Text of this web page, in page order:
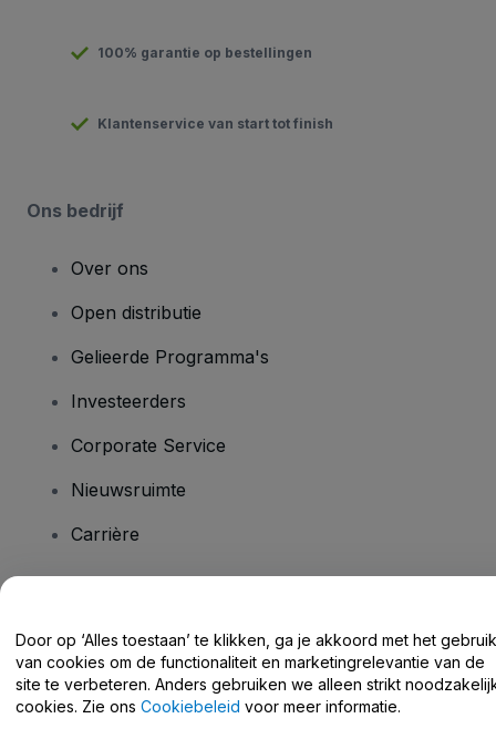
100% garantie op bestellingen
Klantenservice van start tot finish
Ons bedrijf
Over ons
Open distributie
Gelieerde Programma's
Investeerders
Corporate Service
Nieuwsruimte
Carrière
Helpcentrum / Neem Contact Met Ons Op
Door op ‘Alles toestaan’ te klikken, ga je akkoord met het gebruik
van cookies om de functionaliteit en marketingrelevantie van de
site te verbeteren. Anders gebruiken we alleen strikt
cookies. Zie ons Cookiebeleid voor meer informatie.